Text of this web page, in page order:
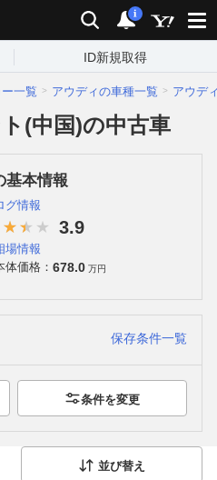
検索 通知
i
ID新規取得
一覧 アウディの車種一覧 アウデ
(中国)の中古車
基本情報
グ情報
3.9
場情報
体価格： 678.0 万円
保存条件一覧
条件を変更
並び替え